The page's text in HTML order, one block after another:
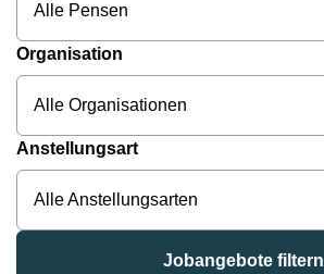
Alle Pensen
Organisation
Alle Organisationen
Anstellungsart
Alle Anstellungsarten
Jobangebote filtern